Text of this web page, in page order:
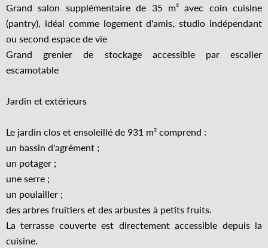
Grand salon supplémentaire de 35 m² avec coin cuisine
(pantry), idéal comme logement d'amis, studio indépendant
ou second espace de vie
Grand grenier de stockage accessible par escalier
escamotable
Jardin et extérieurs
Le jardin clos et ensoleillé de 931 m² comprend :
un bassin d'agrément ;
un potager ;
une serre ;
un poulailler ;
des arbres fruitiers et des arbustes à petits fruits.
La terrasse couverte est directement accessible depuis la
cuisine.